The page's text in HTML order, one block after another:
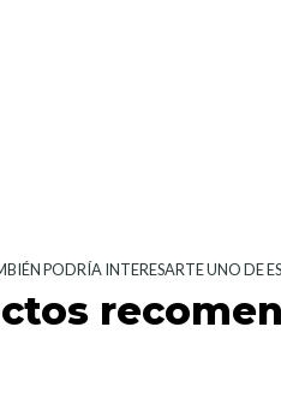
PODRÍA INTERESARTE UNO DE